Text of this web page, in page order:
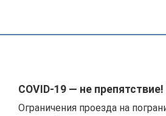
COVID-19 — не препятствие!
Ограничения проезда на